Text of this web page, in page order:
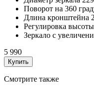
Поворот на 360
Длина кронштейна
Регулировка высоты
Зеркало с
5 990
Купить
Смотрите также